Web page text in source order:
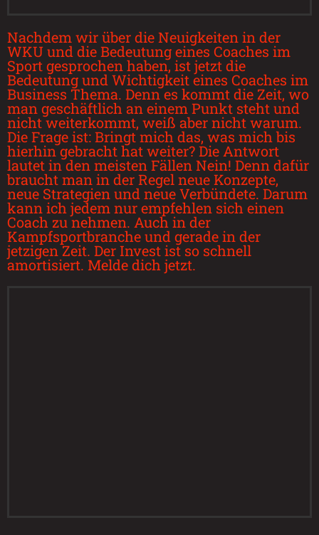
Nachdem wir über die Neuigkeiten in der
WKU und die Bedeutung eines Coaches im
Sport gesprochen haben, ist jetzt die
Bedeutung und Wichtigkeit eines Coaches im
Business Thema. Denn es kommt die Zeit, wo
man geschäftlich an einem Punkt steht und
nicht weiterkommt, weiß aber nicht warum.
Die Frage ist: Bringt mich das, was mich bis
hierhin gebracht hat weiter? Die Antwort
lautet in den meisten Fällen Nein! Denn dafür
braucht man in der Regel neue Konzepte,
neue Strategien und neue Verbündete. Darum
kann ich jedem nur empfehlen sich einen
Coach zu nehmen. Auch in der
Kampfsportbranche und gerade in der
jetzigen Zeit. Der Invest ist so schnell
amortisiert. Melde dich jetzt.